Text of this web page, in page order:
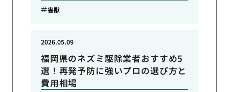
害獣
福岡県のネズミ駆除業者おすすめ5
選！再発予防に強いプロの選び方と
費用相場
2026.05.09